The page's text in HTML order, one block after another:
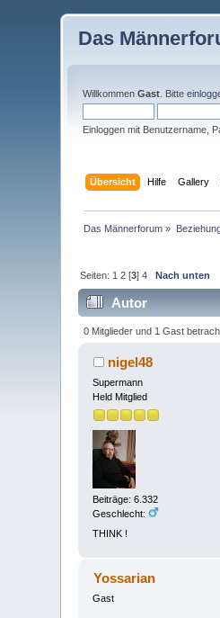
Das
WillkommenGast . Bitte
Einloggen mit Benutzername,
Übersicht Hilfe Gallery
Das Männerforum »
Seiten: 1 2 [3]4 Nach unten
Autor
0 Mitglieder und 1 Gast
nigel48
Supermann
Held Mitglied
Beiträge: 6.332
Geschlecht:
THINK !
Yossarian
Gast